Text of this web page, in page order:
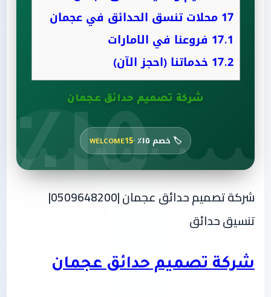
١٥٪
17 محلات تنسق الحدائق في عجمان
17.1 فروعنا في الامارات
17.2 خدماتنا (احجز الآن)
شركة تصميم حدائق عجمان
🏷️ خصم ١٥٪ · WELCOME15
شركة تصميم حدائق عجمان |0509648200|
تنسيق حدائق
شركة تصميم حدائق عجمان